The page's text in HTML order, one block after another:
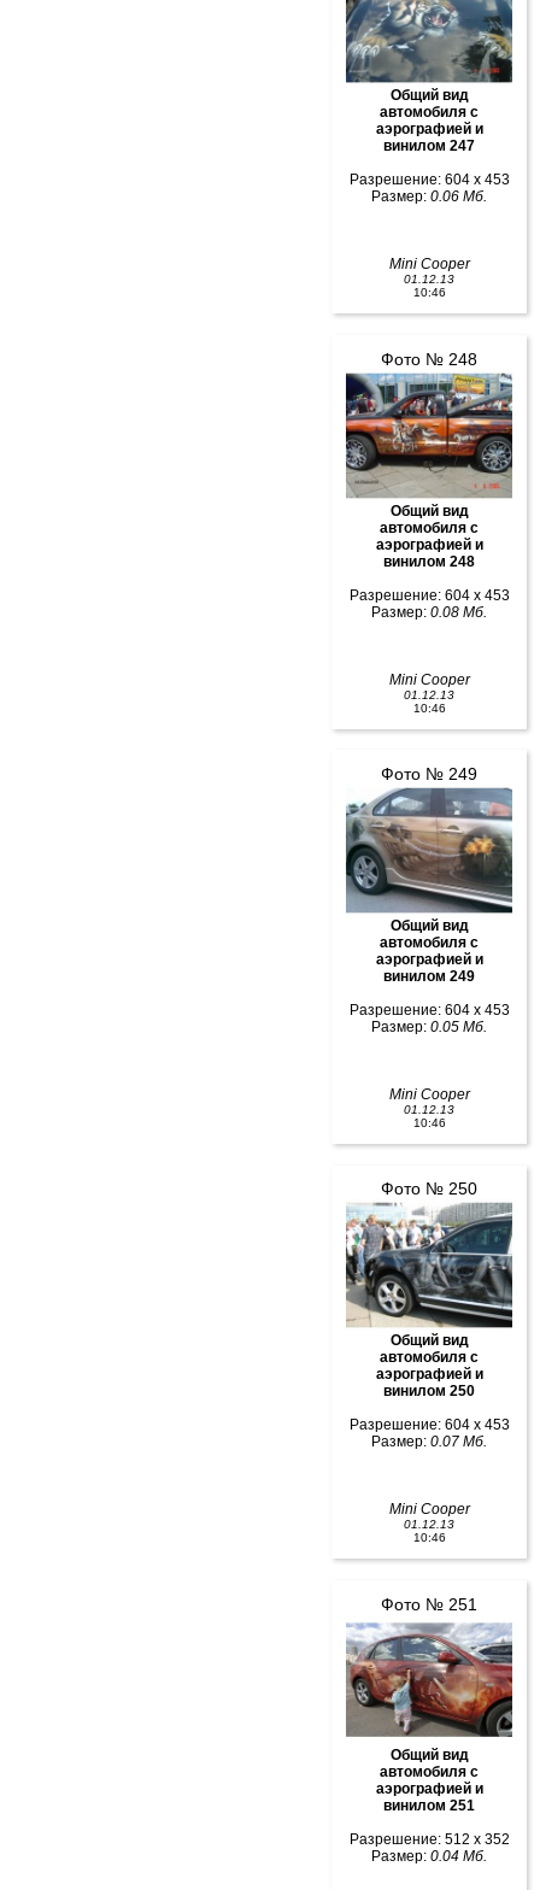
Общий вид
автомобиля с
аэрографией и
винилом 247
Разрешение: 604 x 453
Размер: 0.06 Мб.
Mini Cooper
01.12.13
10:46
Фото № 248
Общий вид
автомобиля с
аэрографией и
винилом 248
Разрешение: 604 x 453
Размер: 0.08 Мб.
Mini Cooper
01.12.13
10:46
Фото № 249
Общий вид
автомобиля с
аэрографией и
винилом 249
Разрешение: 604 x 453
Размер: 0.05 Мб.
Mini Cooper
01.12.13
10:46
Фото № 250
Общий вид
автомобиля с
аэрографией и
винилом 250
Разрешение: 604 x 453
Размер: 0.07 Мб.
Mini Cooper
01.12.13
10:46
Фото № 251
Общий вид
автомобиля с
аэрографией и
винилом 251
Разрешение: 512 x 352
Размер: 0.04 Мб.